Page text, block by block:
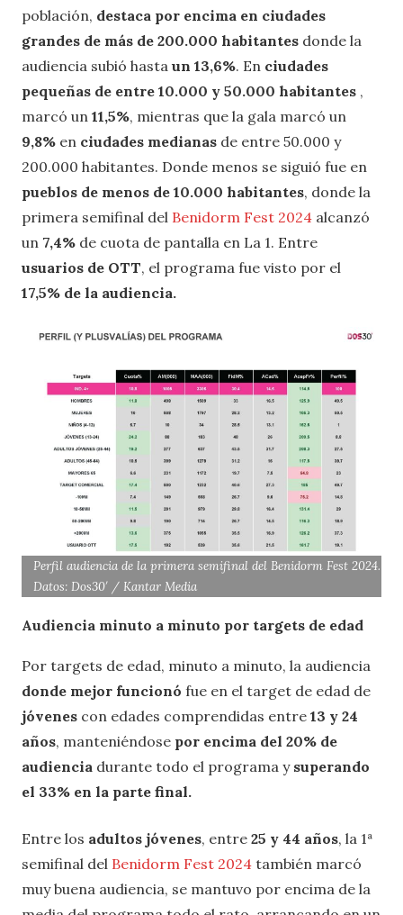
población, destaca por encima en ciudades
grandes de más de 200.000 habitantes donde la
audiencia subió hasta un 13,6%. En ciudades
pequeñas de entre 10.000 y 50.000 habitantes ,
marcó un 11,5%, mientras que la gala marcó un
9,8% en ciudades medianas de entre 50.000 y
200.000 habitantes. Donde menos se siguió fue en
pueblos de menos de 10.000 habitantes, donde la
primera semifinal del Benidorm Fest 2024 alcanzó
un 7,4% de cuota de pantalla en La 1. Entre
usuarios de OTT, el programa fue visto por el
17,5% de la audiencia.
Perfil audiencia de la primera semifinal del Benidorm Fest 2024.
Datos: Dos30′ / Kantar Media
Audiencia minuto a minuto por targets de edad
Por targets de edad, minuto a minuto, la audiencia
donde mejor funcionó fue en el target de edad de
jóvenes con edades comprendidas entre 13 y 24
años, manteniéndose por encima del 20% de
audiencia durante todo el programa y superando
el 33% en la parte final.
Entre los adultos jóvenes, entre 25 y 44 años, la 1ª
semifinal del Benidorm Fest 2024 también marcó
muy buena audiencia, se mantuvo por encima de la